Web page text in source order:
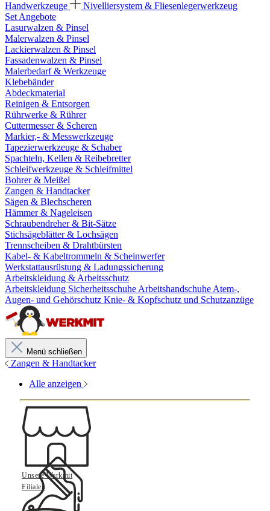
Handwerkzeuge
Nivelliersystem & Fliesenlegerwerkzeug
Set Angebote
Lasurwalzen & Pinsel
Malerwalzen & Pinsel
Lackierwalzen & Pinsel
Fassadenwalzen & Pinsel
Malerbedarf & Werkzeuge
Klebebänder
Abdeckmaterial
Reinigen & Entsorgen
Rührwerke & Rührer
Cuttermesser & Scheren
Markier,- & Messwerkzeuge
Tapezierwerkzeuge & Schaber
Spachteln, Kellen & Reibebretter
Schleifwerkzeuge & Schleifmittel
Bohrer & Meißel
Zangen & Handtacker
Sägen & Blechscheren
Hämmer & Nageleisen
Schraubendreher & Bit-Sätze
Stichsägeblätter & Lochsägen
Trennscheiben & Drahtbürsten
Kabel- & Kabeltrommeln & Scheinwerfer
Werkstattausrüstung & Ladungssicherung
Arbeitskleidung & Arbeitsschutz
Arbeitskleidung Sicherheitsschuhe Arbeitshandschuhe Atem-,
Augen- und Gehörschutz Knie- & Kopfschutz und Schutzanzüge
Menü schließen
Zangen & Handtacker
Alle anzeigen
Unsere Werkmit
Filialen